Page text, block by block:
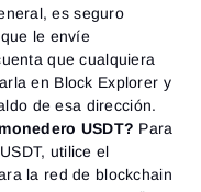
es seguro
le envíe
que cualquiera
en Block Explorer y
de esa dirección.
USDT? Para
utilice el
la red de blockchain